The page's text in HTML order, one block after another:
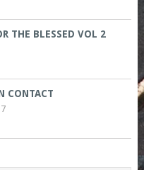
THE BLESSED VOL 2
CONTACT